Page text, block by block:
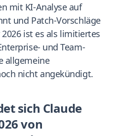
mit KI-Analyse auf
und Patch-Vorschläge
ist es als limitiertes
und Team-
allgemeine
nicht angekündigt.
sich Claude
von